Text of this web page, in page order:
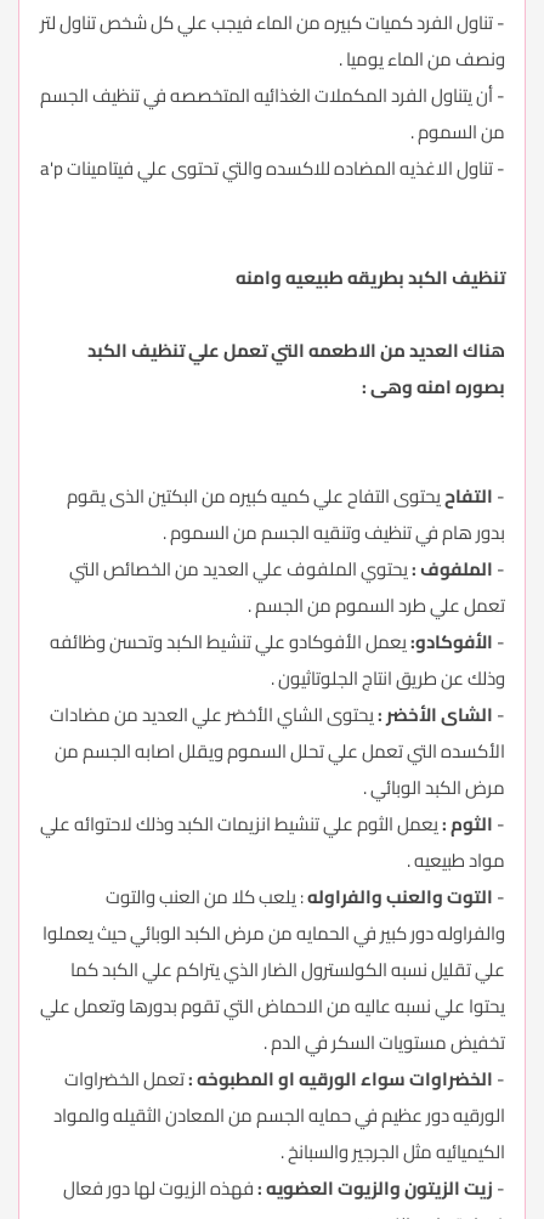
- تناول الفرد كميات كبيره من الماء فيجب علي كل شخص تناول لتر
ونصف من الماء يوميا .
- أن يتناول الفرد المكملات الغذائيه المتخصصه في تنظيف الجسم
من السموم .
- تناول الاغذيه المضاده للاكسده والتي تحتوى علي فيتامينات a'p
تنظيف الكبد بطريقه طبيعيه وامنه
هناك العديد من الاطعمه التي تعمل علي تنظيف الكبد
بصوره امنه وهى :
-التفاحيحتوى التفاح علي كميه كبيره من البكتين الذى يقوم
بدور هام في تنظيف وتنقيه الجسم من السموم .
-الملفوف :يحتوي الملفوف علي العديد من الخصائص التي
تعمل علي طرد السموم من الجسم .
-الأفوكادو:يعمل الأفوكادو علي تنشيط الكبد وتحسن وظائفه
وذلك عن طريق انتاج الجلوتاثيون .
-الشاى الأخضر :يحتوى الشاي الأخضر علي العديد من مضادات
الأكسده التي تعمل علي تحلل السموم ويقلل اصابه الجسم من
مرض الكبد الوبائي .
-الثوم :يعمل الثوم علي تنشيط انزيمات الكبد وذلك لاحتوائه علي
مواد طبيعيه .
-التوت والعنب والفراوله: يلعب كلا من العنب والتوت
والفراوله دور كبير في الحمايه من مرض الكبد الوبائي حيث يعملوا
علي تقليل نسبه الكولسترول الضار الذي يتراكم علي الكبد كما
يحتوا علي نسبه عاليه من الاحماض التي تقوم بدورها وتعمل علي
تخفيض مستويات السكر في الدم .
-الخضراوات سواء الورقيه او المطبوخه :تعمل الخضراوات
الورقيه دور عظيم في حمايه الجسم من المعادن الثقيله والمواد
الكيميائيه مثل الجرجير والسبانخ .
-زيت الزيتون والزيوت العضويه :فهذه الزيوت لها دور فعال